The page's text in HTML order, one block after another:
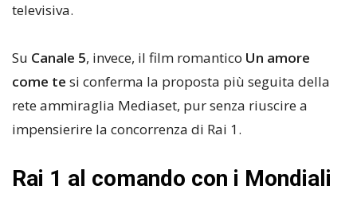
televisiva.
Su Canale 5, invece, il film romantico Un amore
come te si conferma la proposta più seguita della
rete ammiraglia Mediaset, pur senza riuscire a
impensierire la concorrenza di Rai 1.
Rai 1 al comando con i Mondiali